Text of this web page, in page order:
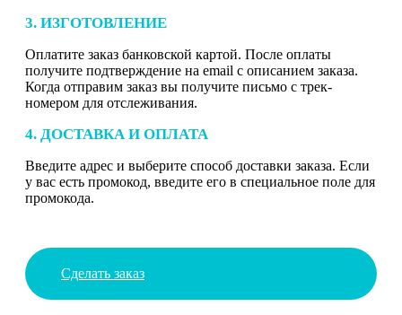
3. ИЗГОТОВЛЕНИЕ
Оплатите заказ банковской картой. После оплаты
получите подтверждение на email с описанием заказа.
Когда отправим заказ вы получите письмо с трек-
номером для отслеживания.
4. ДОСТАВКА И ОПЛАТА
Введите адрес и выберите способ доставки заказа. Если
у вас есть промокод, введите его в специальное поле для
промокода.
Сделать заказ